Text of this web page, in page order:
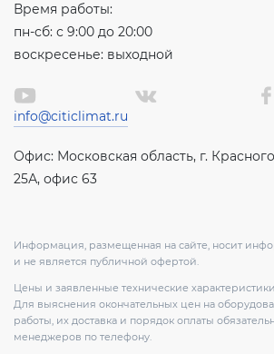
Время работы:
пн-сб: с 9:00 до 20:00
воскресенье: выходной
info@citiclimat.ru
Офис: Московская область, г.
25А, офис 63
Информация, размещенная на сайте, носит
и не является публичной офертой.
Цены и заявленные технические характеристики
Для выяснения окончательных цен на
работы, их доставка и порядок оплаты
менеджеров по телефону.